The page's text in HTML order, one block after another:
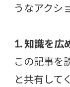
うなアクシ
1. 知識を広
この記事を
と共有して